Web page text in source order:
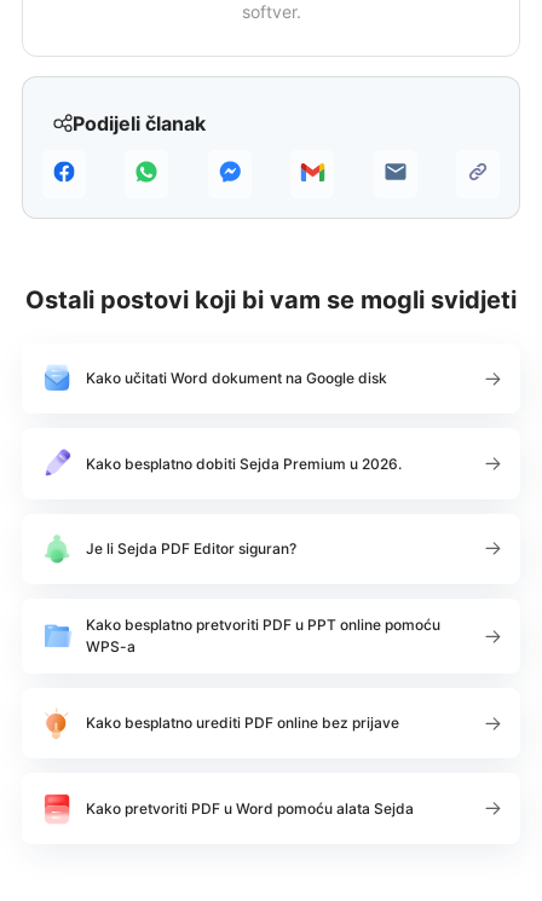
Podijeli članak
softver.
Ostali postovi koji bi vam se mogli svidjeti
Kako učitati Word dokument na Google disk
Kako besplatno dobiti Sejda Premium u 2026.
Je li Sejda PDF Editor siguran?
Kako besplatno pretvoriti PDF u PPT online pomoću
WPS-a
Kako besplatno urediti PDF online bez prijave
Kako pretvoriti PDF u Word pomoću alata Sejda